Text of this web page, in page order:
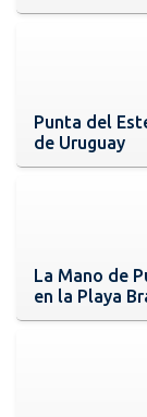
Punta del
de Uruguay
La Mano de
en la Playa